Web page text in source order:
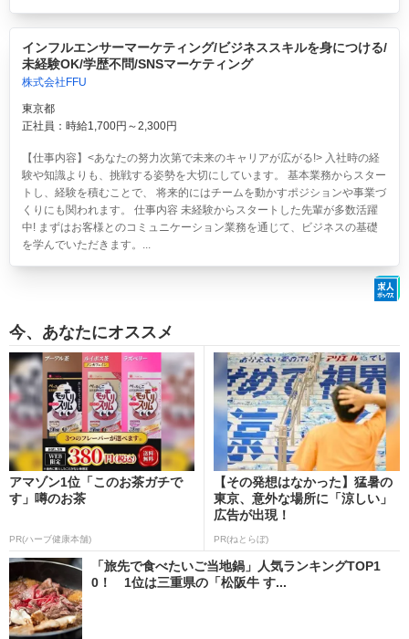
インフルエンサーマーケティング/ビジネススキルを身につける/
未経験OK/学歴不問/SNSマーケティング
株式会社FFU
東京都
正社員：時給1,700円～2,300円
【仕事内容】<あなたの努力次第で未来のキャリアが広がる!> 入社時の経
験や知識よりも、挑戦する姿勢を大切にしています。 基本業務からスター
トし、経験を積むことで、 将来的にはチームを動かすポジションや事業づ
くりにも関われます。 仕事内容 未経験からスタートした先輩が多数活躍
中! まずはお客様とのコミュニケーション業務を通じて、ビジネスの基礎
を学んでいただきます。...
今、あなたにオススメ
アマゾン1位「このお茶ガチで
す」噂のお茶
PR(ハーブ健康本舗)
【その発想はなかった】猛暑の
東京、意外な場所に「涼しい」
広告が出現！
PR(ねとらぼ)
「旅先で食べたいご当地鍋」人気ランキングTOP1
0！ 1位は三重県の「松阪牛 す...